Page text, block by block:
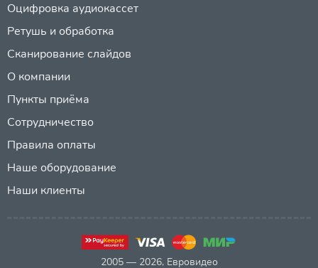
Оцифровка аудиокассет
Ретушь и обработка
Сканирование слайдов
О компании
Пункты приёма
Сотрудничество
Правила оплаты
Наше оборудование
Наши клиенты
2005 — 2026, Евровидео